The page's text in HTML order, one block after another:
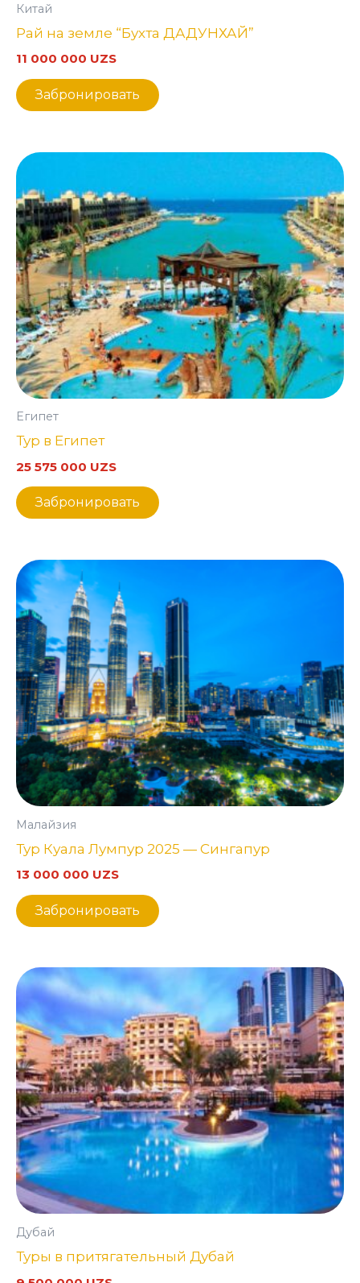
Китай
Рай на земле “Бухта ДАДУНХАЙ”
11 000 000 UZS
Забронировать
Египет
Тур в Египет
25 575 000 UZS
Забронировать
Малайзия
Тур Куала Лумпур 2025 — Сингапур
13 000 000 UZS
Забронировать
Дубай
Туры в притягательный Дубай